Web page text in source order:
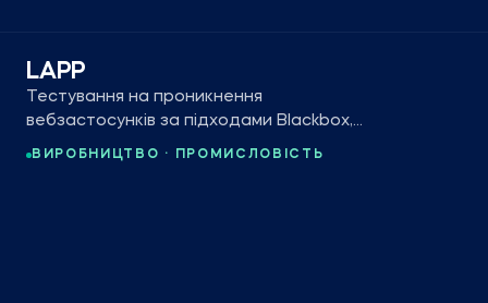
LAPP
Тестування на проникнення
вебзастосунків за підходами Blackbox,
Graybox і Whitebox для світового лідера
ВИРОБНИЦТВО · ПРОМИСЛОВІСТЬ